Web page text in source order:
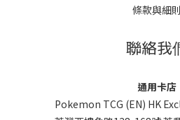
條款與細則
聯絡我
通用卡店
Pokemon TCG (EN) HK